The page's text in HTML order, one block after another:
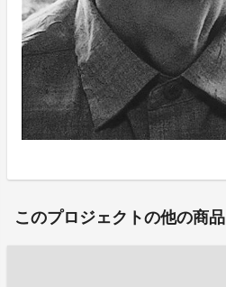
このプロジェクトの他の商品